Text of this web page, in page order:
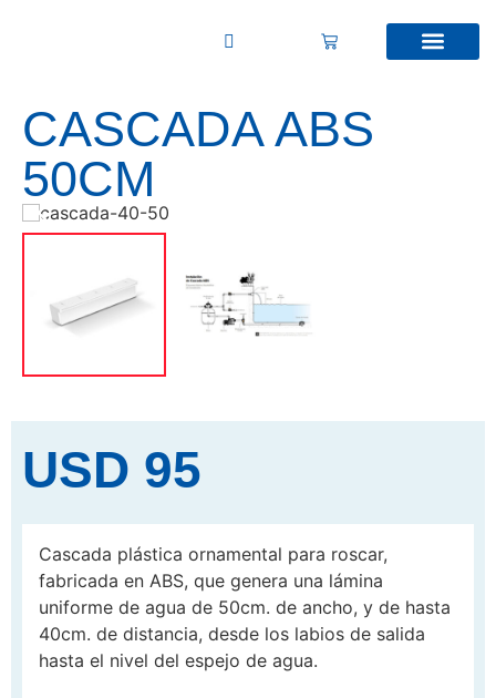
CASCADA ABS
50CM
USD 95
Cascada plástica ornamental para roscar,
fabricada en ABS, que genera una lámina
uniforme de agua de 50cm. de ancho, y de hasta
40cm. de distancia, desde los labios de salida
hasta el nivel del espejo de agua.